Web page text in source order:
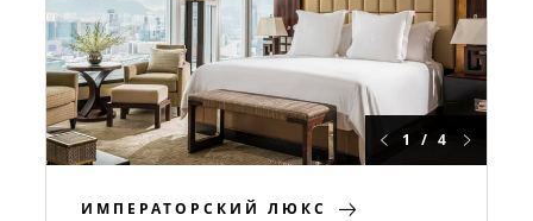
1 / 4
ИМПЕРАТОРСКИЙ ЛЮКС